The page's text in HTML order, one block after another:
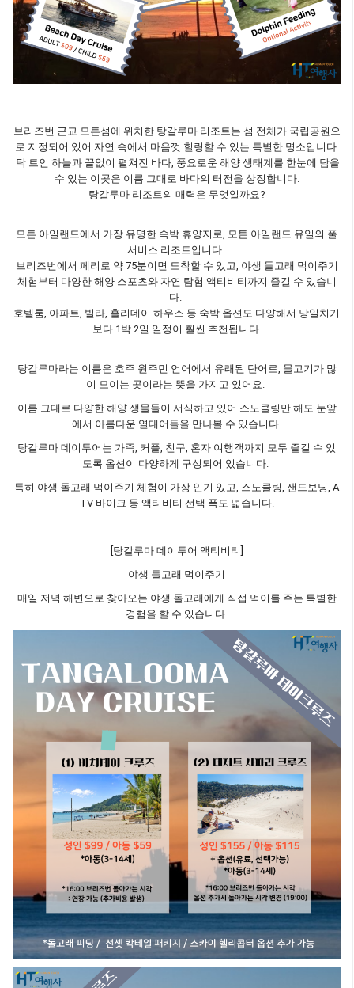
브리즈번 근교 모튼섬에 위치한 탕갈루마 리조트는 섬 전체가 국립공원으
로 지정되어 있어 자연 속에서 마음껏 힐링할 수 있는 특별한 명소입니다.
탁 트인 하늘과 끝없이 펼쳐진 바다, 풍요로운 해양 생태계를 한눈에 담을
수 있는 이곳은 이름 그대로 바다의 터전을 상징합니다.
탕갈루마 리조트의 매력은 무엇일까요?
모튼 아일랜드에서 가장 유명한 숙박·휴양지로, 모튼 아일랜드 유일의 풀
서비스 리조트입니다.
브리즈번에서 페리로 약 75분이면 도착할 수 있고, 야생 돌고래 먹이주기
체험부터 다양한 해양 스포츠와 자연 탐험 액티비티까지 즐길 수 있습니
다.
호텔룸, 아파트, 빌라, 홀리데이 하우스 등 숙박 옵션도 다양해서 당일치기
보다 1박 2일 일정이 훨씬 추천됩니다.
탕갈루마라는 이름은 호주 원주민 언어에서 유래된 단어로, 물고기가 많
이 모이는 곳이라는 뜻을 가지고 있어요.
이름 그대로 다양한 해양 생물들이 서식하고 있어 스노클링만 해도 눈앞
에서 아름다운 열대어들을 만나볼 수 있습니다.
탕갈루마 데이투어는 가족, 커플, 친구, 혼자 여행객까지 모두 즐길 수 있
도록 옵션이 다양하게 구성되어 있습니다.
특히 야생 돌고래 먹이주기 체험이 가장 인기 있고, 스노클링, 샌드보딩, A
TV 바이크 등 액티비티 선택 폭도 넓습니다.
[탕갈루마 데이투어 액티비티]
야생 돌고래 먹이주기
매일 저녁 해변으로 찾아오는 야생 돌고래에게 직접 먹이를 주는 특별한
경험을 할 수 있습니다.